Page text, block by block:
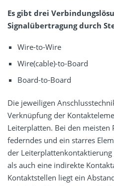
Es gibt drei
Signalübertragung durch
Wire-to-Wire
Wire(cable)-to-Board
Board-to-Board
Die jeweiligen
Verknüpfung der
Leiterplatten. Bei den meisten
federndes und ein starres
der
als auch eine indirekte
Kontaktstellen liegt ein